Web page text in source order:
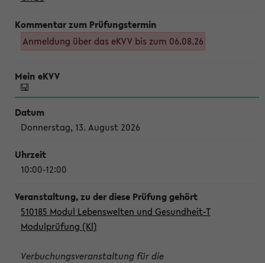
Anmeldung über das eKVV bis zum 06.08.26
Donnerstag, 13. August 2026
10:00-12:00
510185 Modul Lebenswelten und Gesundheit-T
Modulprüfung (Kl)
Verbuchungsveranstaltung für die